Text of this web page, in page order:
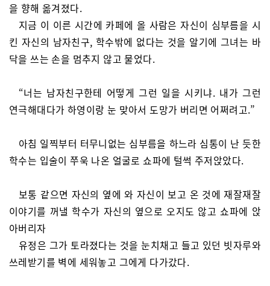
을 향해 옮겨졌다.
지금 이 이른 시간에 카페에 올 사람은 자신이 심부름을 시
킨 자신의 남자친구, 학수밖에 없다는 것을 알기에 그녀는 바
닥을 쓰는 손을 멈추지 않고 물었다.
“너는 남자친구한테 어떻게 그런 일을 시키냐. 내가 그런
연극해대다가 하영이랑 눈 맞아서 도망가 버리면 어쩌려고.”
아침 일찍부터 터무니없는 심부름을 하느라 심통이 난 듯한
학수는 입술이 쭈욱 나온 얼굴로 쇼파에 털썩 주저앉았다.
보통 같으면 자신의 옆에 와 자신이 보고 온 것에 재잘재잘
이야기를 꺼낼 학수가 자신의 옆으로 오지도 않고 쇼파에 앉
아버리자
유정은 그가 토라졌다는 것을 눈치채고 들고 있던 빗자루와
쓰레받기를 벽에 세워놓고 그에게 다가갔다.